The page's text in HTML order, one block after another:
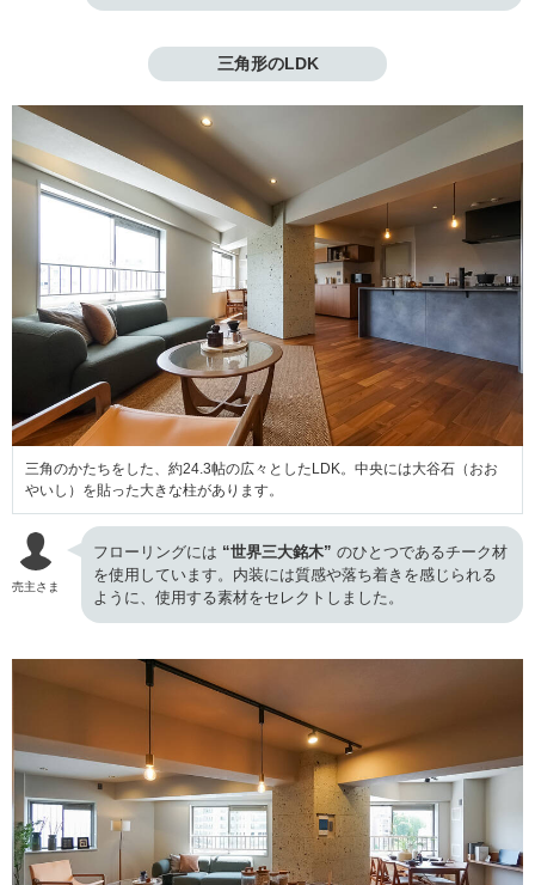
三角形のLDK
三角のかたちをした、約24.3帖の広々としたLDK。中央には大谷石（おお
やいし）を貼った大きな柱があります。
売主さま
フローリングには “世界三大銘木” のひとつであるチーク材
を使用しています。内装には質感や落ち着きを感じられる
ように、使用する素材をセレクトしました。